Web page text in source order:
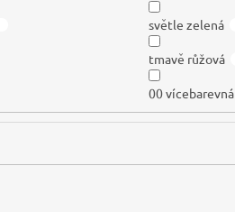
světle zelená
tmavě růžová
00 vícebarevná